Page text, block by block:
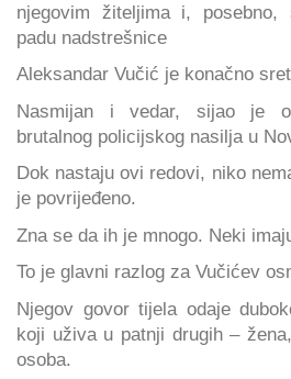
njegovim žiteljima i, posebno,
padu nadstrešnice
Aleksandar Vučić je konačno
Nasmijan i vedar, sijao je
brutalnog policijskog nasilja u
Dok nastaju ovi redovi, niko
je povrijeđeno.
Zna se da ih je mnogo. Neki
To je glavni razlog za Vučićev
Njegov govor tijela odaje
koji uživa u patnji drugih –
osoba.